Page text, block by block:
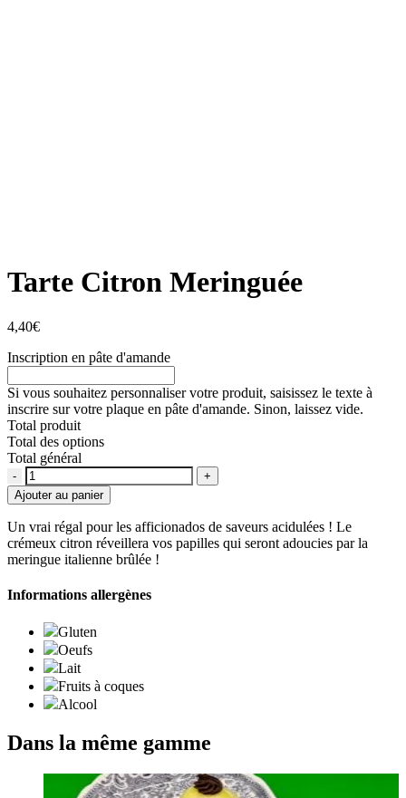
Tarte Citron Meringuée
4,40€
Inscription en pâte d'amande
Si vous souhaitez personnaliser votre produit, saisissez le texte à
inscrire sur votre plaque en pâte d'amande. Sinon, laissez vide.
Total produit
Total des options
Total général
Quantité
Ajouter au panier
Un vrai régal pour les afficionados de saveurs acidulées ! Le
crémeux citron réveillera vos papilles qui seront adoucies par la
meringue italienne brûlée !
Informations allergènes
Gluten
Oeufs
Lait
Fruits à coques
Alcool
Dans la même gamme